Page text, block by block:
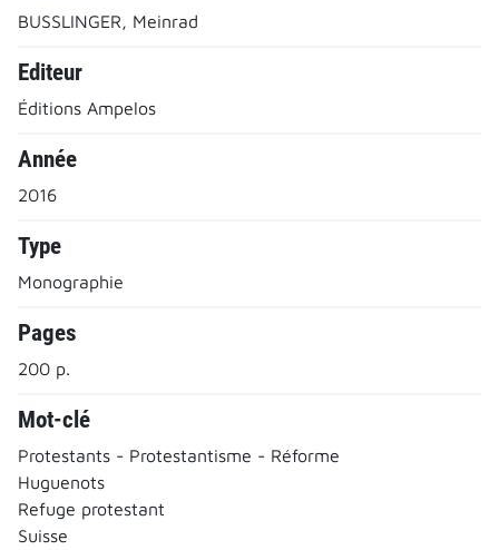
BUSSLINGER, Meinrad
Editeur
Éditions Ampelos
Année
2016
Type
Monographie
Pages
200 p.
Mot-clé
Protestants - Protestantisme - Réforme
Huguenots
Refuge protestant
Suisse